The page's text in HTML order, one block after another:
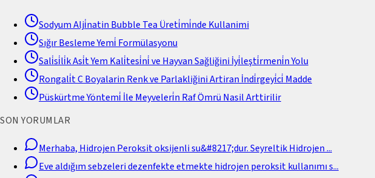
Sodyum Alji̇natin Bubble Tea Üreti̇mi̇nde Kullanimi
Sığır Besleme Yemi̇ Formülasyonu
Sali̇si̇li̇k Asi̇t Yem Kali̇tesi̇ni̇ ve Hayvan Sağliğini İyi̇leşti̇rmeni̇n Yolu
Rongali̇t C Boyalarin Renk ve Parlakliğini Artiran İndi̇rgeyi̇ci̇ Madde
Püskürtme Yöntemi̇ İle Meyveleri̇n Raf Ömrü Nasil Arttirilir
SON YORUMLAR
Merhaba, Hidrojen Peroksit oksijenli su&#8217;dur. Seyreltik Hidrojen...
Eve aldığım sebzeleri dezenfekte etmekte hidrojen peroksit kullanımı s...